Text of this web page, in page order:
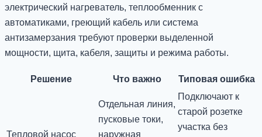
электрический нагреватель, теплообменник с
автоматиками, греющий кабель или система
антизамерзания требуют проверки выделенной
мощности, щита, кабеля, защиты и режима работы.
Решение Что важно Типовая ошибка
Тепловой насос
Отдельная линия,
пусковые токи,
наружная
Подключают к
старой розетке
участка без